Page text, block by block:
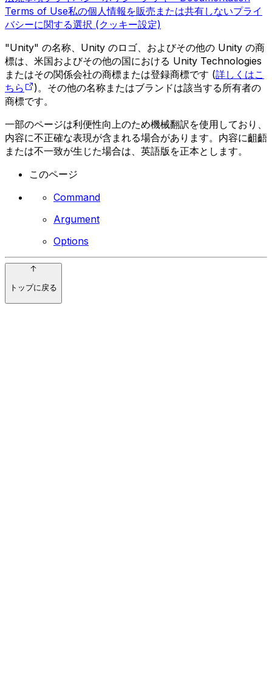
Terms of Use私の個人情報を販売または共有しないプライ
バシーに関する選択 (クッキー設定)
"Unity" の名称、Unity のロゴ、およびその他の Unity の商
標は、米国およびその他の国における Unity Technologies
またはその関係会社の商標または登録商標です (詳しくはこ
ちら
)。その他の名称またはブランドは該当する所有者の
商標です。
一部のページは利便性向上のため機械翻訳を使用しており、
内容に不正確な表現が含まれる場合があります。内容に齟齬
または不一致が生じた場合は、英語版を正本とします。
このページ
Command
Argument
Options
トップに戻る